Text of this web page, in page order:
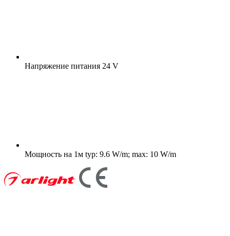
Напряжение питания 24 V
Мощность на 1м typ: 9.6 W/m; max: 10 W/m